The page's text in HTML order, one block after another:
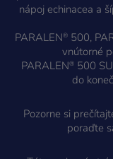
nápoj echinacea a
PARALEN®500,
vnútorné
PARALEN®500
do
Pozorne si
poraďte